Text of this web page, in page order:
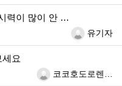
력이 많이 안 …
등록자유기자
요
등록자코코호도로렌…